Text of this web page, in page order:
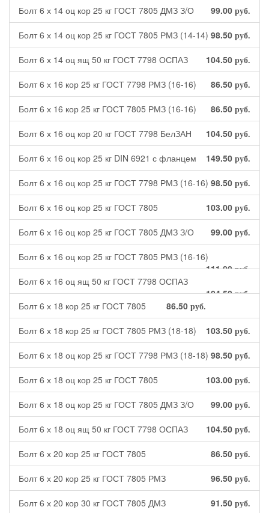
Болт 6 х 14 оц кор 25 кг ГОСТ 7805 ДМЗ З/О 99.00 руб.
Болт 6 х 14 оц кор 25 кг ГОСТ 7805 РМЗ (14-14) 98.50 руб.
Болт 6 х 14 оц ящ 50 кг ГОСТ 7798 ОСПАЗ 104.50 руб.
Болт 6 х 16 кор 25 кг ГОСТ 7798 РМЗ (16-16) 86.50 руб.
Болт 6 х 16 кор 25 кг ГОСТ 7805 РМЗ (16-16) 86.50 руб.
Болт 6 х 16 оц кор 20 кг ГОСТ 7798 БелЗАН 104.50 руб.
Болт 6 х 16 оц кор 25 кг DIN 6921 с фланцем 149.50 руб.
Болт 6 х 16 оц кор 25 кг ГОСТ 7798 РМЗ (16-16) 98.50 руб.
Болт 6 х 16 оц кор 25 кг ГОСТ 7805 103.00 руб.
Болт 6 х 16 оц кор 25 кг ГОСТ 7805 ДМЗ З/О 99.00 руб.
Болт 6 х 16 оц кор 25 кг ГОСТ 7805 РМЗ (16-16)
111.00руб.
Болт 6 х 16 оц ящ 50 кг ГОСТ 7798 ОСПАЗ
104.50руб.
Болт 6 х 18 кор 25 кг ГОСТ 7805 86.50 руб.
Болт 6 х 18 кор 25 кг ГОСТ 7805 РМЗ (18-18) 103.50 руб.
Болт 6 х 18 оц кор 25 кг ГОСТ 7798 РМЗ (18-18) 98.50 руб.
Болт 6 х 18 оц кор 25 кг ГОСТ 7805 103.00 руб.
Болт 6 х 18 оц кор 25 кг ГОСТ 7805 ДМЗ З/О 99.00 руб.
Болт 6 х 18 оц ящ 50 кг ГОСТ 7798 ОСПАЗ 104.50 руб.
Болт 6 х 20 кор 25 кг ГОСТ 7805 86.50 руб.
Болт 6 х 20 кор 25 кг ГОСТ 7805 РМЗ 96.50 руб.
Болт 6 х 20 кор 30 кг ГОСТ 7805 ДМЗ 91.50 руб.